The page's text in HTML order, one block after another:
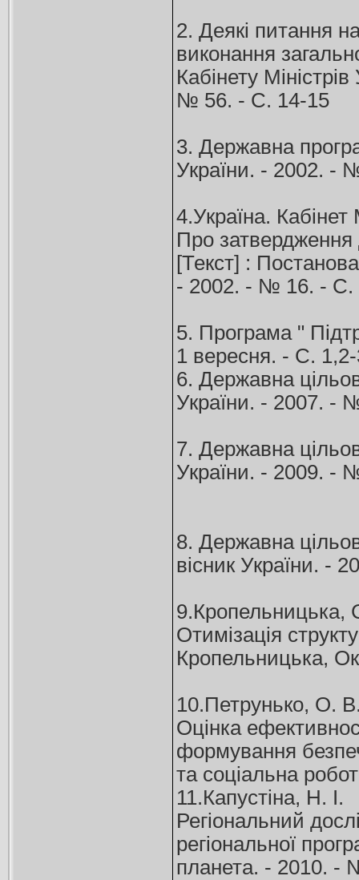
2. Деякі питання
виконання
Кабінету
№ 56. - С. 14-15
3. Державна
України. - 2002. -
4.Україна. Кабінет
Про затвердження
[Текст] :
- 2002. - № 16. - С.
5. Програма "
1 вересня. - С.
6. Державна
України. - 2007. -
7. Державна
України. - 2009. -
8. Державна
вісник України. -
9.Кропельницька,
Отимізація
Кропельницька,
10.Петрунько, О.
Оцінка
формування
та соціальна
11.Капустіна, Н. І.
Регіональний
регіональної
планета. - 2010. -